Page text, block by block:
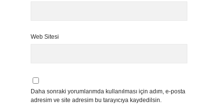
Web Sitesi
Daha sonraki yorumlarımda kullanılması için adım, e-posta
adresim ve site adresim bu tarayıcıya kaydedilsin.